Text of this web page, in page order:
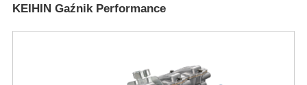
KEIHIN Gaźnik Performance